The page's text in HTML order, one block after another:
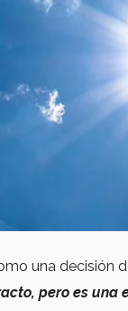
una decisión
pero es